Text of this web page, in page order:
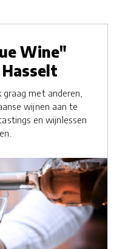
Wine"
met anderen,
wijnen aan te
en wijnlessen